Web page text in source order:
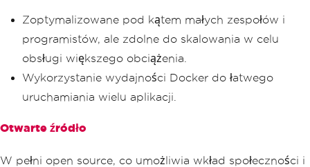
Zoptymalizowane pod kątem małych zespołów i
programistów, ale zdolne do skalowania w celu
obsługi większego obciążenia.
Wykorzystanie wydajności Docker do łatwego
uruchamiania wielu aplikacji.
Otwarte źródło
W pełni open source, co umożliwia wkład społeczności i